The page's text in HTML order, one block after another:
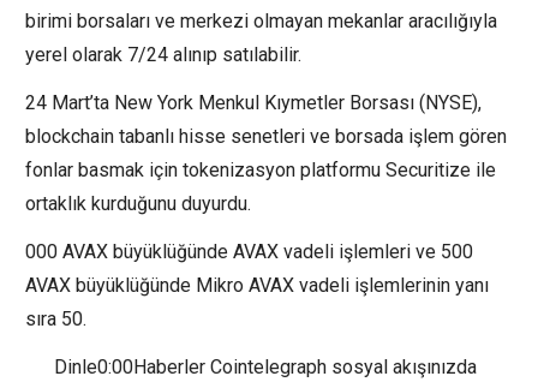
birimi borsaları ve merkezi olmayan mekanlar aracılığıyla
yerel olarak 7/24 alınıp satılabilir.
24 Mart’ta New York Menkul Kıymetler Borsası (NYSE),
blockchain tabanlı hisse senetleri ve borsada işlem gören
fonlar basmak için tokenizasyon platformu Securitize ile
ortaklık kurduğunu duyurdu.
000 AVAX büyüklüğünde AVAX vadeli işlemleri ve 500
AVAX büyüklüğünde Mikro AVAX vadeli işlemlerinin yanı
sıra 50.
Dinle0:00Haberler Cointelegraph sosyal akışınızda